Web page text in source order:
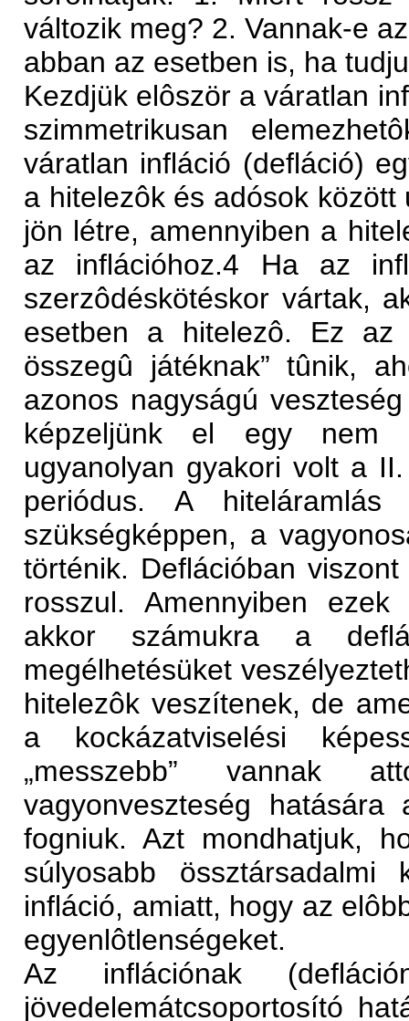
változik meg? 2. Vannak-e
abban az esetben is, ha
Kezdjük elôször a váratlan
szimmetrikusan
váratlan infláció (defláció)
a hitelezôk és adósok
jön létre, amennyiben a
az inflációhoz.4 Ha az
szerzôdéskötéskor vártak,
esetben a hitelezô. Ez az
összegû játéknak” tûnik,
azonos nagyságú
képzeljünk el egy nem
ugyanolyan gyakori volt a
periódus. A
szükségképpen, a
történik. Deflációban
rosszul. Amennyiben
akkor számukra a
megélhetésüket
hitelezôk veszítenek, de
a kockázatviselési
„messzebb” vannak
vagyonveszteség
fogniuk. Azt mondhatjuk,
súlyosabb
infláció, amiatt, hogy az
egyenlôtlenségeket.
Az inflációnak
jövedelemátcsoportosító